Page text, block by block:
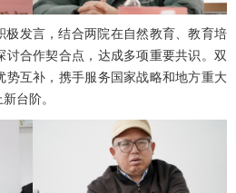
极发言，结合两院在自然教育、教育培
合作契合点，达成多项重要共识。双
势互补，携手服务国家战略和地方重大
台阶。